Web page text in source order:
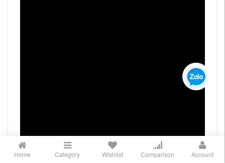
Home Category Wishlist Comparison Account